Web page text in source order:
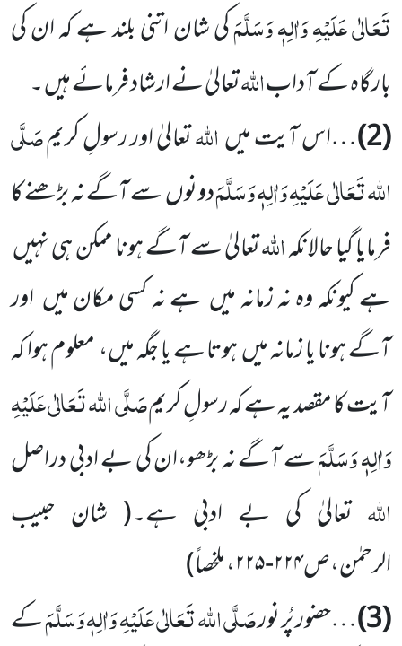
تَعَالٰی عَلَیْہِ وَاٰلِہٖ وَسَلَّمَکی شان اتنی بلند ہے کہ ان کی
بارگاہ کے آداباللہتعالیٰ نے ارشاد فرمائے ہیں ۔
(2) …اس آیت میںاللہتعالیٰ اور رسولِ کریمصَلَّی
اللہ تَعَالٰی عَلَیْہِ وَاٰلِہٖ وَسَلَّمَدونوں سے آگے نہ بڑھنے کا
فرمایا گیا حالانکہاللہتعالیٰ سے آگے ہونا ممکن ہی نہیں
ہے کیونکہ وہ نہ زمانہ میں ہے نہ کسی مکان میں اور
آگے ہونا یا زمانہ میں ہوتا ہے یا جگہ میں،معلوم ہوا کہ
آیت کا مقصد یہ ہے کہ رسولِ کریمصَلَّی اللہ تَعَالٰی عَلَیْہِ
وَاٰلِہٖ وَسَلَّمَسے آگے نہ بڑھو،ان کی بے ادبی دراصل
اللہ تعالیٰ کی بے ادبی ہے۔( شان حبیب
الرحمٰن،ص۲۲۴-۲۲۵، ملخصاً
)
(3) …حضور پُر نورصَلَّی اللہ تَعَالٰی عَلَیْہِ وَاٰلِہٖ وَسَلَّمَکے